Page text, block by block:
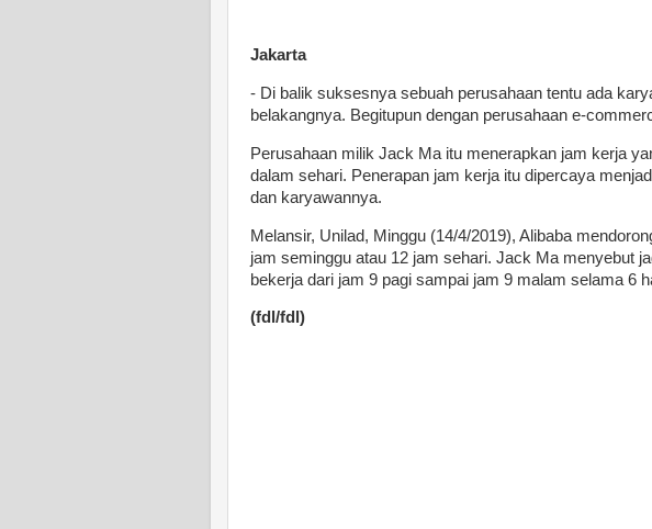
Jakarta
- Di balik suksesnya sebuah perusahaan tentu ada
belakangnya. Begitupun dengan perusahaan e-
Perusahaan milik Jack Ma itu menerapkan jam kerja
dalam sehari. Penerapan jam kerja itu dipercaya
dan karyawannya.
Melansir, Unilad, Minggu (14/4/2019), Alibaba
jam seminggu atau 12 jam sehari. Jack Ma menyebut
bekerja dari jam 9 pagi sampai jam 9 malam selama 6
(fdl/fdl)